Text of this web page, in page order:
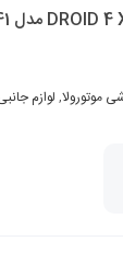
موتورولا, لوازم